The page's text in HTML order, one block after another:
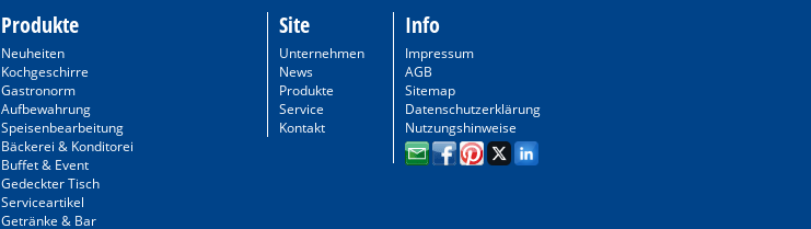
Produkte
Neuheiten
Kochgeschirre
Gastronorm
Aufbewahrung
Speisenbearbeitung
Bäckerei & Konditorei
Buffet & Event
Gedeckter Tisch
Serviceartikel
Getränke & Bar
Site
Unternehmen
News
Produkte
Service
Kontakt
Info
Impressum
AGB
Sitemap
Datenschutzerklärung
Nutzungshinweise